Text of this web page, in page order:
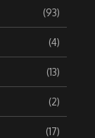
(93)
(4)
(13)
(2)
(17)